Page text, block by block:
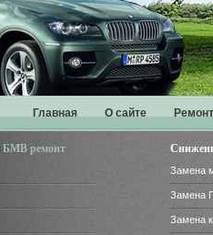
Главная О сайте
БМВ ремонт
Замена
Замена
Замена